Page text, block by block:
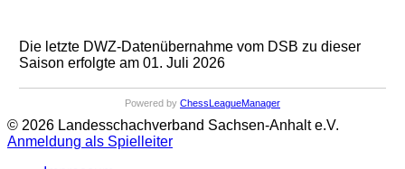
Die letzte DWZ-Datenübernahme vom DSB zu dieser
Saison erfolgte am 01. Juli 2026
Powered by ChessLeagueManager
© 2026 Landesschachverband Sachsen-Anhalt e.V.
Anmeldung als Spielleiter